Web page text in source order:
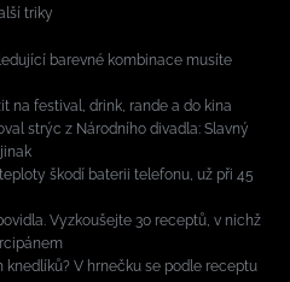
triky
barevné kombinace musíte
na festival, drink, rande a do kina
strýc z Národního divadla: Slavný
škodí baterii telefonu, už při 45
Vyzkoušejte 30 receptů, v nichž
V hrnečku se podle receptu